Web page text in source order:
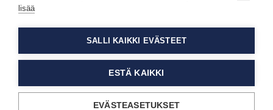
lisää
SALLI KAIKKI EVÄSTEET
ESTÄ KAIKKI
EVÄSTEASETUKSET